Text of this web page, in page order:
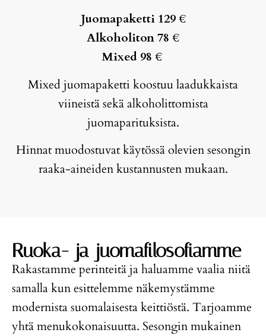
Juomapaketti 129 €
Alkoholiton 78 €
Mixed 98 €
Mixed juomapaketti koostuu laadukkaista
viineistä sekä alkoholittomista
juomaparituksista.
Hinnat muodostuvat käytössä olevien sesongin
raaka-aineiden kustannusten mukaan.
Ruoka- ja juomafilosofiamme
Rakastamme perinteitä ja haluamme vaalia niitä
samalla kun esittelemme näkemystämme
modernista suomalaisesta keittiöstä. Tarjoamme
yhtä menukokonaisuutta. Sesongin mukainen